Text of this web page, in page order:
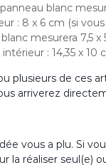
blanc
: 8 x 6 cm (si
mesurera 7,5 x
: 14,35 x 10
plusieurs de ces
arriverez
vous a plu. Si
la réaliser seul(e)